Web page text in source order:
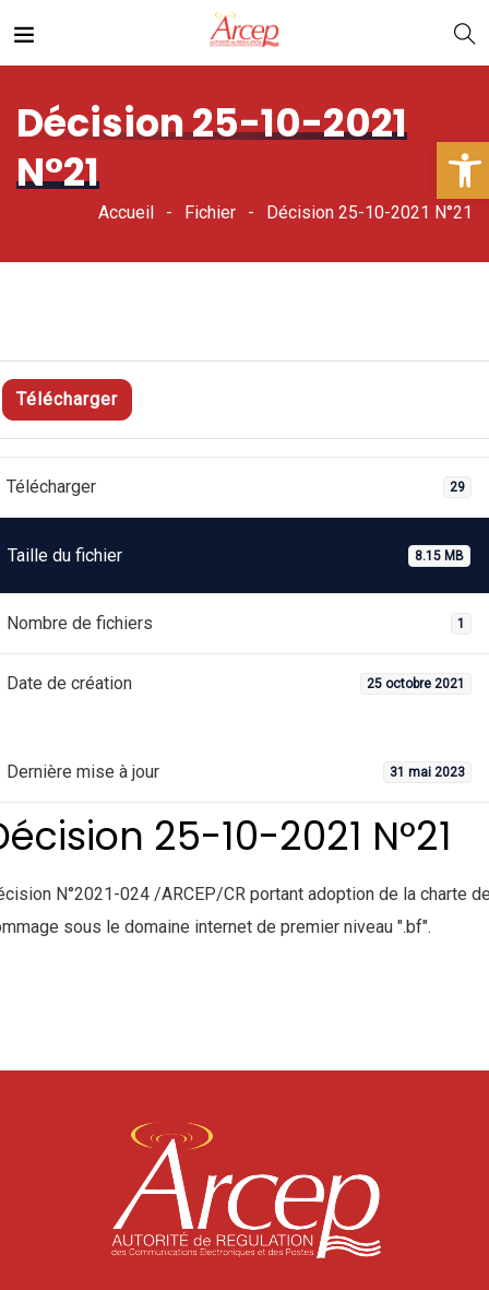
Décision 25-10-2021
N°21
Accueil Fichier Décision 25-10-2021 N°21
Télécharger
Télécharger 29
Taille du fichier 8.15 MB
Nombre de fichiers 1
Date de création 25 octobre 2021
Dernière mise à jour 31 mai 2023
25-10-2021 N°21
N°2021-024 /ARCEP/CR portant adoption de la charte
sous le domaine internet de premier niveau ".bf".